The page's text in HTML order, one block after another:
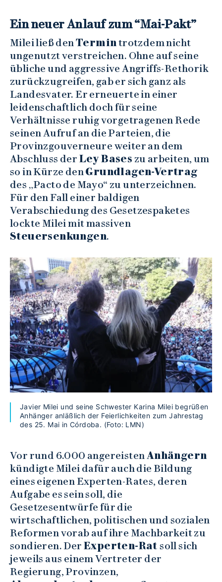
Ein neuer Anlauf zum “Mai-Pakt”
Milei ließ denTermintrotzdem nicht
ungenutzt verstreichen. Ohne auf seine
übliche und aggressive Angriffs-Rethorik
zurückzugreifen, gab er sich ganz als
Landesvater. Er erneuerte in einer
leidenschaftlich doch für seine
Verhältnisse ruhig vorgetragenen Rede
seinen Aufruf an die Parteien, die
Provinzgouverneure weiter an dem
Abschluss der Ley Bases zu arbeiten, um
so in Kürze denGrundlagen-Vertrag
des „Pacto de Mayo“ zu unterzeichnen.
Für den Fall einer baldigen
Verabschiedung des Gesetzespaketes
lockte Milei mit massiven
Steuersenkungen.
Javier Milei und seine Schwester Karina Milei begrüßen
Anhänger anläßlich der Feierlichkeiten zum Jahrestag
des 25. Mai in Córdoba. (Foto: LMN)
Vor rund 6.000 angereistenAnhängern
kündigte Milei dafür auch die Bildung
eines eigenen Experten-Rates, deren
Aufgabe es sein soll, die
Gesetzesentwürfe für die
wirtschaftlichen, politischen und sozialen
Reformen vorab auf ihre Machbarkeit zu
sondieren. Der Experten-Ratsoll sich
jeweils aus einem Vertreter der
Regierung, Provinzen,